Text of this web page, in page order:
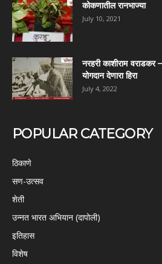
कोकणातील रानभाज्या
July 10, 2021
नरहरी काशीराम वराडकर
योगदान देणारा हिरा
July 4, 2022
POPULAR CATEGORY
ठिकाणे
सण-उत्सव
शेती
उन्नत भारत अभियान (दापोली)
इतिहास
विशेष